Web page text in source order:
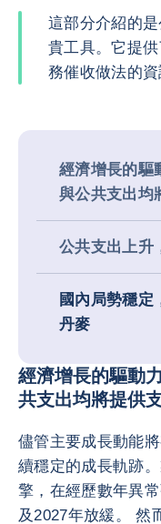
這部分介紹的
貴工具。它提
務催收做法的資
經濟增長的驅
與公共支出均
公共支出上升
國內局勢穩定
丹麥
經濟增長的驅動
共支出均將提供
儘管主要成長動能
續穩定的成長軌跡
擎，在經歷數年異
及2027年放緩。 然